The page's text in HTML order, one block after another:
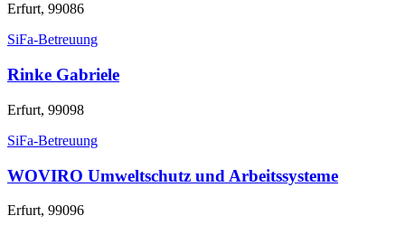
Erfurt, 99086
SiFa-Betreuung
Rinke Gabriele
Erfurt, 99098
SiFa-Betreuung
WOVIRO Umweltschutz und Arbeitssysteme
Erfurt, 99096